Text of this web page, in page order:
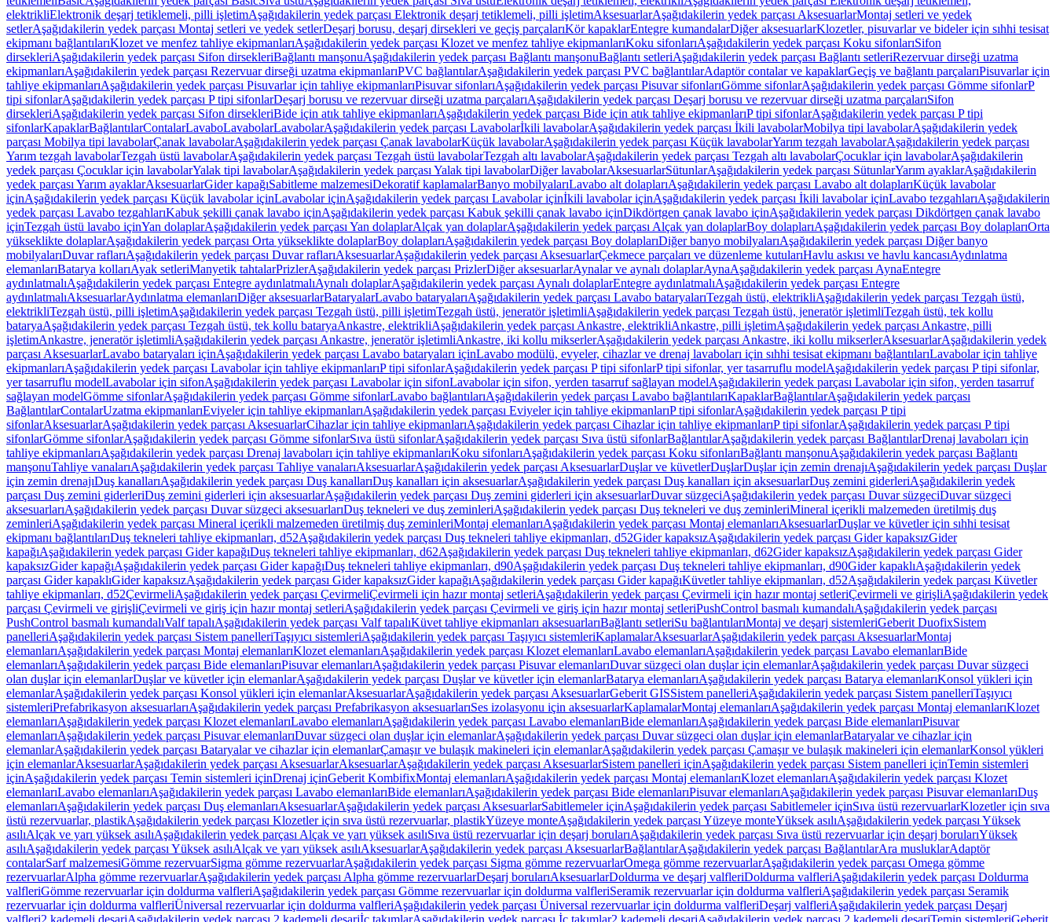
elektrikliElektronik deşarj tetiklemeli, pilli işletimAşağıdakilerin yedek parçası Elektronik deşarj tetiklemeli, pilli işletimAksesuarlarAşağıdakilerin yedek parçası AksesuarlarMontaj setleri ve yedek
setlerAşağıdakilerin yedek parçası Montaj setleri ve yedek setlerDeşarj borusu, deşarj dirsekleri ve geçiş parçalarıKör kapaklarEntegre kumandalarDiğer aksesuarlarKlozetler, pisuvarlar ve bideler için sıhhi tesisat
ekipmanı bağlantılarıKlozet ve menfez tahliye ekipmanlarıAşağıdakilerin yedek parçası Klozet ve menfez tahliye ekipmanlarıKoku sifonlarıAşağıdakilerin yedek parçası Koku sifonlarıSifon
dirsekleriAşağıdakilerin yedek parçası Sifon dirsekleriBağlantı manşonuAşağıdakilerin yedek parçası Bağlantı manşonuBağlantı setleriAşağıdakilerin yedek parçası Bağlantı setleriRezervuar dirseği uzatma
ekipmanlarıAşağıdakilerin yedek parçası Rezervuar dirseği uzatma ekipmanlarıPVC bağlantılarAşağıdakilerin yedek parçası PVC bağlantılarAdaptör contalar ve kapaklarGeçiş ve bağlantı parçalarıPisuvarlar için
tahliye ekipmanlarıAşağıdakilerin yedek parçası Pisuvarlar için tahliye ekipmanlarıPisuvar sifonlarıAşağıdakilerin yedek parçası Pisuvar sifonlarıGömme sifonlarAşağıdakilerin yedek parçası Gömme sifonlarP
tipi sifonlarAşağıdakilerin yedek parçası P tipi sifonlarDeşarj borusu ve rezervuar dirseği uzatma parçalarıAşağıdakilerin yedek parçası Deşarj borusu ve rezervuar dirseği uzatma parçalarıSifon
dirsekleriAşağıdakilerin yedek parçası Sifon dirsekleriBide için atık tahliye ekipmanlarıAşağıdakilerin yedek parçası Bide için atık tahliye ekipmanlarıP tipi sifonlarAşağıdakilerin yedek parçası P tipi
sifonlarKapaklarBağlantılarContalarLavaboLavabolarLavabolarAşağıdakilerin yedek parçası Lavabolarİkili lavabolarAşağıdakilerin yedek parçası İkili lavabolarMobilya tipi lavabolarAşağıdakilerin yedek
parçası Mobilya tipi lavabolarÇanak lavabolarAşağıdakilerin yedek parçası Çanak lavabolarKüçük lavabolarAşağıdakilerin yedek parçası Küçük lavabolarYarım tezgah lavabolarAşağıdakilerin yedek parçası
Yarım tezgah lavabolarTezgah üstü lavabolarAşağıdakilerin yedek parçası Tezgah üstü lavabolarTezgah altı lavabolarAşağıdakilerin yedek parçası Tezgah altı lavabolarÇocuklar için lavabolarAşağıdakilerin
yedek parçası Çocuklar için lavabolarYalak tipi lavabolarAşağıdakilerin yedek parçası Yalak tipi lavabolarDiğer lavabolarAksesuarlarSütunlarAşağıdakilerin yedek parçası SütunlarYarım ayaklarAşağıdakilerin
yedek parçası Yarım ayaklarAksesuarlarGider kapağıSabitleme malzemesiDekoratif kaplamalarBanyo mobilyalarıLavabo alt dolaplarıAşağıdakilerin yedek parçası Lavabo alt dolaplarıKüçük lavabolar
içinAşağıdakilerin yedek parçası Küçük lavabolar içinLavabolar içinAşağıdakilerin yedek parçası Lavabolar içinİkili lavabolar içinAşağıdakilerin yedek parçası İkili lavabolar içinLavabo tezgahlarıAşağıdakilerin
yedek parçası Lavabo tezgahlarıKabuk şekilli çanak lavabo içinAşağıdakilerin yedek parçası Kabuk şekilli çanak lavabo içinDikdörtgen çanak lavabo içinAşağıdakilerin yedek parçası Dikdörtgen çanak lavabo
içinTezgah üstü lavabo içinYan dolaplarAşağıdakilerin yedek parçası Yan dolaplarAlçak yan dolaplarAşağıdakilerin yedek parçası Alçak yan dolaplarBoy dolaplarıAşağıdakilerin yedek parçası Boy dolaplarıOrta
yükseklikte dolaplarAşağıdakilerin yedek parçası Orta yükseklikte dolaplarBoy dolaplarıAşağıdakilerin yedek parçası Boy dolaplarıDiğer banyo mobilyalarıAşağıdakilerin yedek parçası Diğer banyo
mobilyalarıDuvar raflarıAşağıdakilerin yedek parçası Duvar raflarıAksesuarlarAşağıdakilerin yedek parçası AksesuarlarÇekmece parçaları ve düzenleme kutularıHavlu askısı ve havlu kancasıAydınlatma
elemanlarıBatarya kollarıAyak setleriManyetik tahtalarPrizlerAşağıdakilerin yedek parçası PrizlerDiğer aksesuarlarAynalar ve aynalı dolaplarAynaAşağıdakilerin yedek parçası AynaEntegre
aydınlatmalıAşağıdakilerin yedek parçası Entegre aydınlatmalıAynalı dolaplarAşağıdakilerin yedek parçası Aynalı dolaplarEntegre aydınlatmalıAşağıdakilerin yedek parçası Entegre
aydınlatmalıAksesuarlarAydınlatma elemanlarıDiğer aksesuarlarBataryalarLavabo bataryalarıAşağıdakilerin yedek parçası Lavabo bataryalarıTezgah üstü, elektrikliAşağıdakilerin yedek parçası Tezgah üstü,
elektrikliTezgah üstü, pilli işletimAşağıdakilerin yedek parçası Tezgah üstü, pilli işletimTezgah üstü, jeneratör işletimliAşağıdakilerin yedek parçası Tezgah üstü, jeneratör işletimliTezgah üstü, tek kollu
bataryaAşağıdakilerin yedek parçası Tezgah üstü, tek kollu bataryaAnkastre, elektrikliAşağıdakilerin yedek parçası Ankastre, elektrikliAnkastre, pilli işletimAşağıdakilerin yedek parçası Ankastre, pilli
işletimAnkastre, jeneratör işletimliAşağıdakilerin yedek parçası Ankastre, jeneratör işletimliAnkastre, iki kollu mikserlerAşağıdakilerin yedek parçası Ankastre, iki kollu mikserlerAksesuarlarAşağıdakilerin yedek
parçası AksesuarlarLavabo bataryaları içinAşağıdakilerin yedek parçası Lavabo bataryaları içinLavabo modülü, evyeler, cihazlar ve drenaj lavaboları için sıhhi tesisat ekipmanı bağlantılarıLavabolar için tahliye
ekipmanlarıAşağıdakilerin yedek parçası Lavabolar için tahliye ekipmanlarıP tipi sifonlarAşağıdakilerin yedek parçası P tipi sifonlarP tipi sifonlar, yer tasarruflu modelAşağıdakilerin yedek parçası P tipi sifonlar,
yer tasarruflu modelLavabolar için sifonAşağıdakilerin yedek parçası Lavabolar için sifonLavabolar için sifon, yerden tasarruf sağlayan modelAşağıdakilerin yedek parçası Lavabolar için sifon, yerden tasarruf
sağlayan modelGömme sifonlarAşağıdakilerin yedek parçası Gömme sifonlarLavabo bağlantılarıAşağıdakilerin yedek parçası Lavabo bağlantılarıKapaklarBağlantılarAşağıdakilerin yedek parçası
BağlantılarContalarUzatma ekipmanlarıEviyeler için tahliye ekipmanlarıAşağıdakilerin yedek parçası Eviyeler için tahliye ekipmanlarıP tipi sifonlarAşağıdakilerin yedek parçası P tipi
sifonlarAksesuarlarAşağıdakilerin yedek parçası AksesuarlarCihazlar için tahliye ekipmanlarıAşağıdakilerin yedek parçası Cihazlar için tahliye ekipmanlarıP tipi sifonlarAşağıdakilerin yedek parçası P tipi
sifonlarGömme sifonlarAşağıdakilerin yedek parçası Gömme sifonlarSıva üstü sifonlarAşağıdakilerin yedek parçası Sıva üstü sifonlarBağlantılarAşağıdakilerin yedek parçası BağlantılarDrenaj lavaboları için
tahliye ekipmanlarıAşağıdakilerin yedek parçası Drenaj lavaboları için tahliye ekipmanlarıKoku sifonlarıAşağıdakilerin yedek parçası Koku sifonlarıBağlantı manşonuAşağıdakilerin yedek parçası Bağlantı
manşonuTahliye vanalarıAşağıdakilerin yedek parçası Tahliye vanalarıAksesuarlarAşağıdakilerin yedek parçası AksesuarlarDuşlar ve küvetlerDuşlarDuşlar için zemin drenajıAşağıdakilerin yedek parçası Duşlar
için zemin drenajıDuş kanallarıAşağıdakilerin yedek parçası Duş kanallarıDuş kanalları için aksesuarlarAşağıdakilerin yedek parçası Duş kanalları için aksesuarlarDuş zemini giderleriAşağıdakilerin yedek
parçası Duş zemini giderleriDuş zemini giderleri için aksesuarlarAşağıdakilerin yedek parçası Duş zemini giderleri için aksesuarlarDuvar süzgeciAşağıdakilerin yedek parçası Duvar süzgeciDuvar süzgeci
aksesuarlarıAşağıdakilerin yedek parçası Duvar süzgeci aksesuarlarıDuş tekneleri ve duş zeminleriAşağıdakilerin yedek parçası Duş tekneleri ve duş zeminleriMineral içerikli malzemeden üretilmiş duş
zeminleriAşağıdakilerin yedek parçası Mineral içerikli malzemeden üretilmiş duş zeminleriMontaj elemanlarıAşağıdakilerin yedek parçası Montaj elemanlarıAksesuarlarDuşlar ve küvetler için sıhhi tesisat
ekipmanı bağlantılarıDuş tekneleri tahliye ekipmanları, d52Aşağıdakilerin yedek parçası Duş tekneleri tahliye ekipmanları, d52Gider kapaksızAşağıdakilerin yedek parçası Gider kapaksızGider
kapağıAşağıdakilerin yedek parçası Gider kapağıDuş tekneleri tahliye ekipmanları, d62Aşağıdakilerin yedek parçası Duş tekneleri tahliye ekipmanları, d62Gider kapaksızAşağıdakilerin yedek parçası Gider
kapaksızGider kapağıAşağıdakilerin yedek parçası Gider kapağıDuş tekneleri tahliye ekipmanları, d90Aşağıdakilerin yedek parçası Duş tekneleri tahliye ekipmanları, d90Gider kapaklıAşağıdakilerin yedek
parçası Gider kapaklıGider kapaksızAşağıdakilerin yedek parçası Gider kapaksızGider kapağıAşağıdakilerin yedek parçası Gider kapağıKüvetler tahliye ekipmanları, d52Aşağıdakilerin yedek parçası Küvetler
tahliye ekipmanları, d52ÇevirmeliAşağıdakilerin yedek parçası ÇevirmeliÇevirmeli için hazır montaj setleriAşağıdakilerin yedek parçası Çevirmeli için hazır montaj setleriÇevirmeli ve girişliAşağıdakilerin yedek
parçası Çevirmeli ve girişliÇevirmeli ve giriş için hazır montaj setleriAşağıdakilerin yedek parçası Çevirmeli ve giriş için hazır montaj setleriPushControl basmalı kumandalıAşağıdakilerin yedek parçası
PushControl basmalı kumandalıValf tapalıAşağıdakilerin yedek parçası Valf tapalıKüvet tahliye ekipmanları aksesuarlarıBağlantı setleriSu bağlantılarıMontaj ve deşarj sistemleriGeberit DuofixSistem
panelleriAşağıdakilerin yedek parçası Sistem panelleriTaşıyıcı sistemleriAşağıdakilerin yedek parçası Taşıyıcı sistemleriKaplamalarAksesuarlarAşağıdakilerin yedek parçası AksesuarlarMontaj
elemanlarıAşağıdakilerin yedek parçası Montaj elemanlarıKlozet elemanlarıAşağıdakilerin yedek parçası Klozet elemanlarıLavabo elemanlarıAşağıdakilerin yedek parçası Lavabo elemanlarıBide
elemanlarıAşağıdakilerin yedek parçası Bide elemanlarıPisuvar elemanlarıAşağıdakilerin yedek parçası Pisuvar elemanlarıDuvar süzgeci olan duşlar için elemanlarAşağıdakilerin yedek parçası Duvar süzgeci
olan duşlar için elemanlarDuşlar ve küvetler için elemanlarAşağıdakilerin yedek parçası Duşlar ve küvetler için elemanlarBatarya elemanlarıAşağıdakilerin yedek parçası Batarya elemanlarıKonsol yükleri için
elemanlarAşağıdakilerin yedek parçası Konsol yükleri için elemanlarAksesuarlarAşağıdakilerin yedek parçası AksesuarlarGeberit GISSistem panelleriAşağıdakilerin yedek parçası Sistem panelleriTaşıyıcı
sistemleriPrefabrikasyon aksesuarlarıAşağıdakilerin yedek parçası Prefabrikasyon aksesuarlarıSes izolasyonu için aksesuarlarKaplamalarMontaj elemanlarıAşağıdakilerin yedek parçası Montaj elemanlarıKlozet
elemanlarıAşağıdakilerin yedek parçası Klozet elemanlarıLavabo elemanlarıAşağıdakilerin yedek parçası Lavabo elemanlarıBide elemanlarıAşağıdakilerin yedek parçası Bide elemanlarıPisuvar
elemanlarıAşağıdakilerin yedek parçası Pisuvar elemanlarıDuvar süzgeci olan duşlar için elemanlarAşağıdakilerin yedek parçası Duvar süzgeci olan duşlar için elemanlarBataryalar ve cihazlar için
elemanlarAşağıdakilerin yedek parçası Bataryalar ve cihazlar için elemanlarÇamaşır ve bulaşık makineleri için elemanlarAşağıdakilerin yedek parçası Çamaşır ve bulaşık makineleri için elemanlarKonsol yükleri
için elemanlarAksesuarlarAşağıdakilerin yedek parçası AksesuarlarAksesuarlarAşağıdakilerin yedek parçası AksesuarlarSistem panelleri içinAşağıdakilerin yedek parçası Sistem panelleri içinTemin sistemleri
içinAşağıdakilerin yedek parçası Temin sistemleri içinDrenaj içinGeberit KombifixMontaj elemanlarıAşağıdakilerin yedek parçası Montaj elemanlarıKlozet elemanlarıAşağıdakilerin yedek parçası Klozet
elemanlarıLavabo elemanlarıAşağıdakilerin yedek parçası Lavabo elemanlarıBide elemanlarıAşağıdakilerin yedek parçası Bide elemanlarıPisuvar elemanlarıAşağıdakilerin yedek parçası Pisuvar elemanlarıDuş
elemanlarıAşağıdakilerin yedek parçası Duş elemanlarıAksesuarlarAşağıdakilerin yedek parçası AksesuarlarSabitlemeler içinAşağıdakilerin yedek parçası Sabitlemeler içinSıva üstü rezervuarlarKlozetler için sıva
üstü rezervuarlar, plastikAşağıdakilerin yedek parçası Klozetler için sıva üstü rezervuarlar, plastikYüzeye monteAşağıdakilerin yedek parçası Yüzeye monteYüksek asılıAşağıdakilerin yedek parçası Yüksek
asılıAlçak ve yarı yüksek asılıAşağıdakilerin yedek parçası Alçak ve yarı yüksek asılıSıva üstü rezervuarlar için deşarj borularıAşağıdakilerin yedek parçası Sıva üstü rezervuarlar için deşarj borularıYüksek
asılıAşağıdakilerin yedek parçası Yüksek asılıAlçak ve yarı yüksek asılıAksesuarlarAşağıdakilerin yedek parçası AksesuarlarBağlantılarAşağıdakilerin yedek parçası BağlantılarAra musluklarAdaptör
contalarSarf malzemesiGömme rezervuarSigma gömme rezervuarlarAşağıdakilerin yedek parçası Sigma gömme rezervuarlarOmega gömme rezervuarlarAşağıdakilerin yedek parçası Omega gömme
rezervuarlarAlpha gömme rezervuarlarAşağıdakilerin yedek parçası Alpha gömme rezervuarlarDeşarj borularıAksesuarlarDoldurma ve deşarj valfleriDoldurma valfleriAşağıdakilerin yedek parçası Doldurma
valfleriGömme rezervuarlar için doldurma valfleriAşağıdakilerin yedek parçası Gömme rezervuarlar için doldurma valfleriSeramik rezervuarlar için doldurma valfleriAşağıdakilerin yedek parçası Seramik
rezervuarlar için doldurma valfleriÜniversal rezervuarlar için doldurma valfleriAşağıdakilerin yedek parçası Üniversal rezervuarlar için doldurma valfleriDeşarj valfleriAşağıdakilerin yedek parçası Deşarj
valfleri2 kademeli deşarjAşağıdakilerin yedek parçası 2 kademeli deşarjİç takımlarAşağıdakilerin yedek parçası İç takımlar2 kademeli deşarjAşağıdakilerin yedek parçası 2 kademeli deşarjTemin sistemleriGeberit